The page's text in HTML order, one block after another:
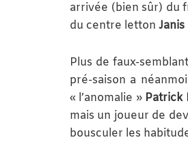
arrivée (bien sûr) du
du centre letton
Plus de faux-
pré-saison a
« l’anomalie » Patrick
mais un joueur de
bousculer les